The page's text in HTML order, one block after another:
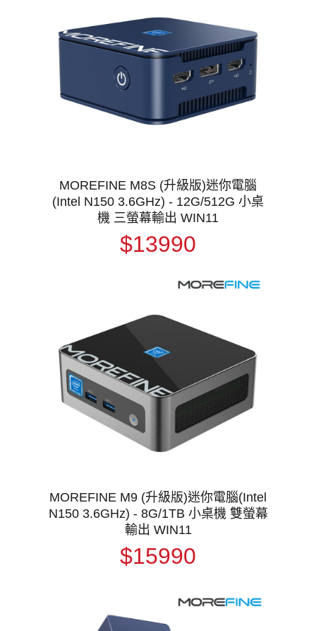
MOREFINE M8S (升級版)迷你電腦
(Intel N150 3.6GHz) - 12G/512G 小桌
機 三螢幕輸出 WIN11
$13990
MOREFINE M9 (升級版)迷你電腦(Intel
N150 3.6GHz) - 8G/1TB 小桌機 雙螢幕
輸出 WIN11
$15990